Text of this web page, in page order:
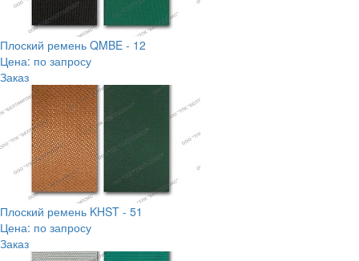
Плоский ремень QMBE - 12
Цена: по запросу
Заказ
Плоский ремень KHST - 51
Цена: по запросу
Заказ